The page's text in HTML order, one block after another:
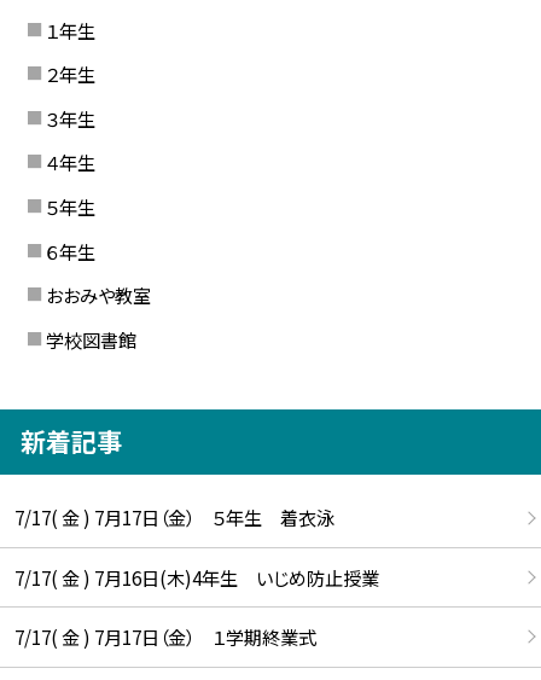
１年生
２年生
３年生
４年生
５年生
６年生
おおみや教室
学校図書館
新着記事
7/17( 金 ) 7月17日（金） ５年生 着衣泳
7/17( 金 ) 7月16日(木)4年生 いじめ防止授業
7/17( 金 ) 7月17日（金） １学期終業式